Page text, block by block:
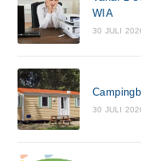
WIA
30 JULI
30 JULI